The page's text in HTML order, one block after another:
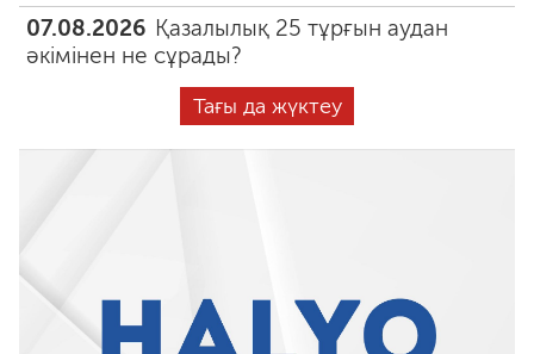
07.08.2026 Қазалылық 25 тұрғын аудан
әкімінен не сұрады?
Тағы да жүктеу